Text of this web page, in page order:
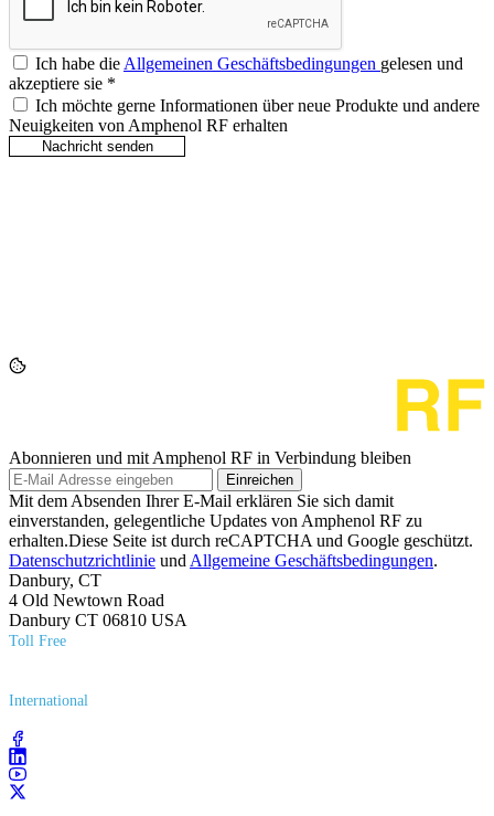
Ich habe die Allgemeinen Geschäftsbedingungen gelesen und
akzeptiere sie *
Ich möchte gerne Informationen über neue Produkte und andere
Neuigkeiten von Amphenol RF erhalten
Abonnieren und mit Amphenol RF in Verbindung bleiben
Einreichen
Mit dem Absenden Ihrer E-Mail erklären Sie sich damit
einverstanden, gelegentliche Updates von Amphenol RF zu
erhalten.Diese Seite ist durch reCAPTCHA und Google geschützt.
Datenschutzrichtlinie und Allgemeine Geschäftsbedingungen.
Danbury, CT
4 Old Newtown Road
Danbury CT 06810 USA
Toll Free
International